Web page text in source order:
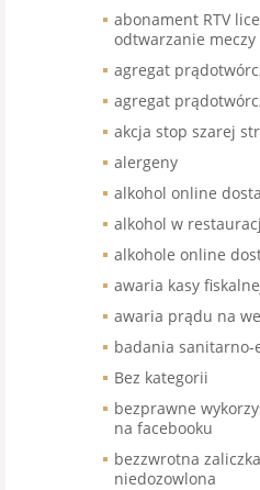
abonament RTV
odtwarzanie meczy
agregat
agregat
akcja stop szarej
alergeny
alkohol online
alkohol w
alkohole online
awaria kasy
awaria prądu na
badania sanitarno-
Bez kategorii
bezprawne
na facebooku
bezzwrotna
niedozowlona